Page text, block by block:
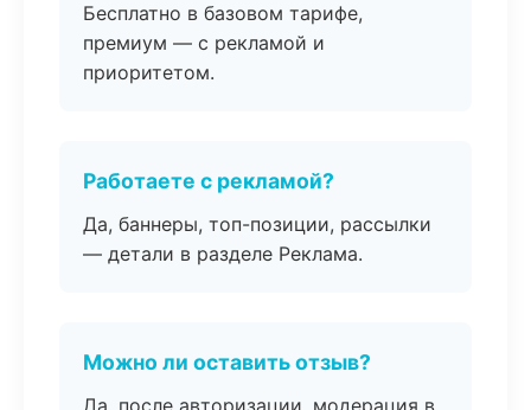
Бесплатно в базовом тарифе,
премиум — с рекламой и
приоритетом.
Работаете с рекламой?
Да, баннеры, топ-позиции, рассылки
— детали в разделе Реклама.
Можно ли оставить отзыв?
Да, после авторизации, модерация в